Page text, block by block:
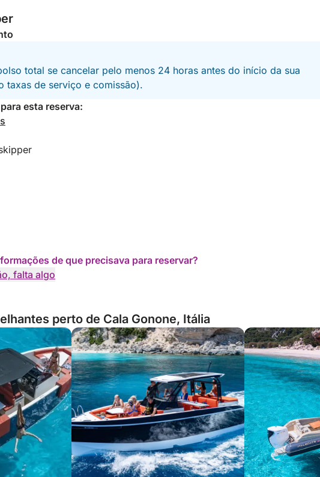
total se cancelar pelo menos 24 horas antes do início da sua
taxas de serviço e comissão).
esta reserva:
de que precisava para reservar?
falta algo
perto de Cala Gonone, Itália